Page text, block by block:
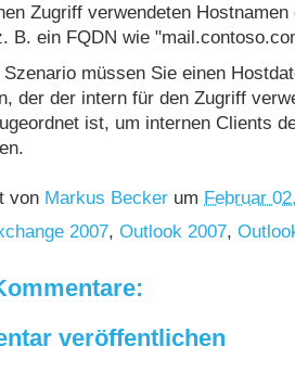
Zugriff verwendeten
B. ein FQDN wie
müssen Sie einen
der der intern für den Zugriff
ist, um internen Clients
von Markus Becker um Februar
2007, Outlook 2007,
veröffentlichen